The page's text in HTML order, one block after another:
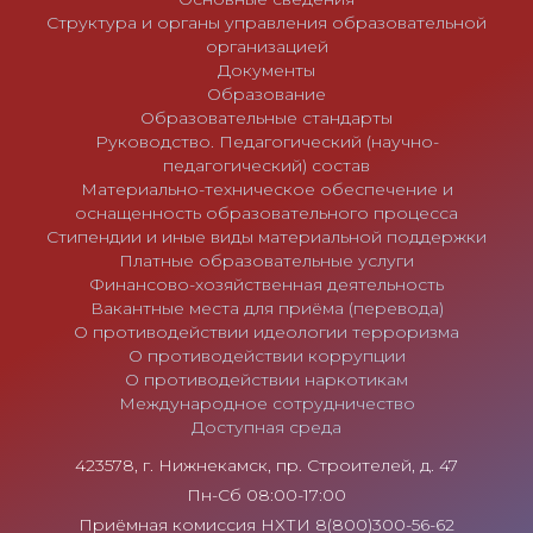
Структура и органы управления образовательной
организацией
Документы
Образование
Образовательные стандарты
Руководство. Педагогический (научно-
педагогический) состав
Материально-техническое обеспечение и
оснащенность образовательного процесса
Стипендии и иные виды материальной поддержки
Платные образовательные услуги
Финансово-хозяйственная деятельность
Вакантные места для приёма (перевода)
О противодействии идеологии терроризма
О противодействии коррупции
О противодействии наркотикам
Международное сотрудничество
Доступная среда
423578, г. Нижнекамск, пр. Строителей, д. 47
Пн-Сб 08:00-17:00
Приёмная комиссия НХТИ 8(800)300-56-62